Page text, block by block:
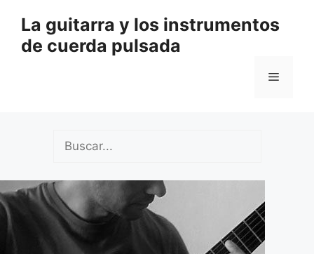
contenido
La guitarra y los instrumentos
de cuerda pulsada
Menú